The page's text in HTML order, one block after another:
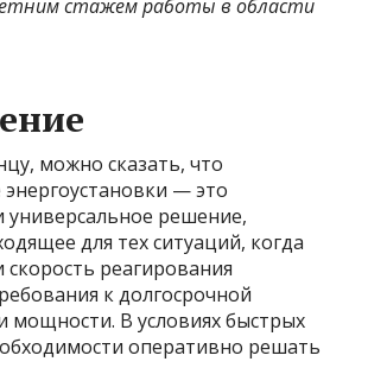
стажем работы в области
можно сказать, что
— это
универсальное решение,
для тех ситуаций, когда
реагирования
к долгосрочной
мощности. В условиях быстрых
оперативно решать